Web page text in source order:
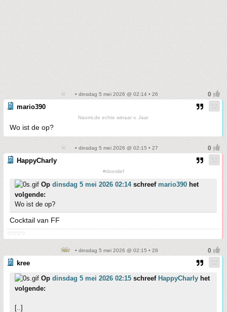
• dinsdag 5 mei 2026 @ 02:14 • 26
mario390
Naomi,de echte winaar v. Jaar
Wo ist de op?
• dinsdag 5 mei 2026 @ 02:15 • 27
HappyCharly
#doeslief
Op dinsdag 5 mei 2026 02:14schreef mario390 het
volgende:
Wo ist de op?
Cocktail van FF
♡♡♡♡
• dinsdag 5 mei 2026 @ 02:15 • 28
kree
Op dinsdag 5 mei 2026 02:15 schreef HappyCharly het
volgende:
[..]